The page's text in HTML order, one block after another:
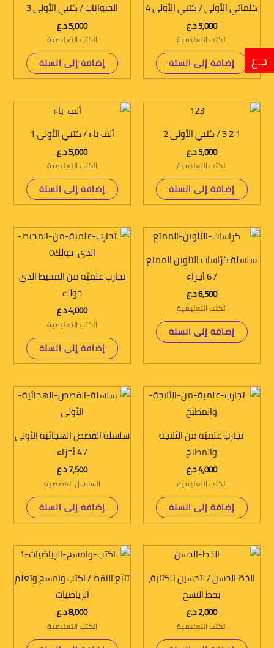
كلماتي الأولى / كتبي الأولى 4
5,000د.ع
الكتب التعليمية
إضافة إلى السلة
الحيوانات / كتبي الأولى 3
5,000د.ع
الكتب التعليمية
إضافة إلى السلة
1 2 3 / كتبي الأولى 2
5,000د.ع
الكتب التعليمية
إضافة إلى السلة
ألف باء / كتبي الأولى 1
5,000د.ع
الكتب التعليمية
إضافة إلى السلة
سلسلة كرّاسات التلوين الممتع
/ 6 أجزاء
6,500د.ع
الكتب التعليمية
إضافة إلى السلة
تجارب علميّة من المحيط الذي
حولك
4,000د.ع
الكتب التعليمية
إضافة إلى السلة
تجارب علميّة من الثلاجة
والمطبخ
4,000د.ع
الكتب التعليمية
إضافة إلى السلة
سلسلة القصص الهجائية الأولى
/ 4 أجزاء
7,500د.ع
السلاسل القصصية
إضافة إلى السلة
الخطّ الحسن / لتحسين الكتابة،
بخط النسخ
2,000د.ع
الكتب التعليمية
تتبّع النقط / اكتب وامسح وتعلّم
الرياضيات
8,000د.ع
الكتب التعليمية
د.ع